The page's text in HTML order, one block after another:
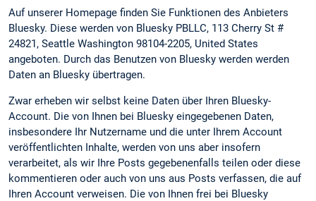
Auf unserer Homepage finden Sie Funktionen des Anbieters
Bluesky. Diese werden von Bluesky PBLLC, 113 Cherry St #
24821, Seattle Washington 98104-2205, United States
angeboten. Durch das Benutzen von Bluesky werden werden
Daten an Bluesky übertragen.
Zwar erheben wir selbst keine Daten über Ihren Bluesky-
Account. Die von Ihnen bei Bluesky eingegebenen Daten,
insbesondere Ihr Nutzername und die unter Ihrem Account
veröffentlichten Inhalte, werden von uns aber insofern
verarbeitet, als wir Ihre Posts gegebenenfalls teilen oder diese
kommentieren oder auch von uns aus Posts verfassen, die auf
Ihren Account verweisen. Die von Ihnen frei bei Bluesky